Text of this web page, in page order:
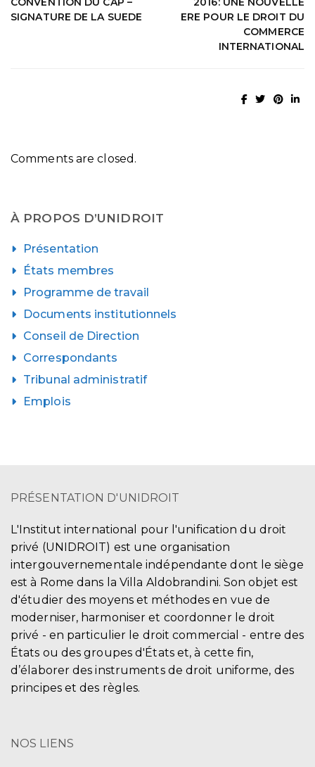
SIGNATURE DE LA SUEDE
ERE POUR LE DROIT DU
COMMERCE
INTERNATIONAL
Comments are closed.
À PROPOS D’UNIDROIT
Présentation
États membres
Programme de travail
Documents institutionnels
Conseil de Direction
Correspondants
Tribunal administratif
Emplois
PRÉSENTATION D'UNIDROIT
L'Institut international pour l'unification du droit
privé (UNIDROIT) est une organisation
intergouvernementale indépendante dont le siège
est à Rome dans la Villa Aldobrandini. Son objet est
d'étudier des moyens et méthodes en vue de
moderniser, harmoniser et coordonner le droit
privé - en particulier le droit commercial - entre des
États ou des groupes d'États et, à cette fin,
d’élaborer des instruments de droit uniforme, des
principes et des règles.
NOS LIENS